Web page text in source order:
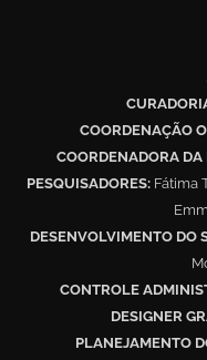
COORDENAÇÃO
COORDENADORA DA
PESQUISADORES: Fátima
DESENVOLVIMENTO DO
CONTROLE
DESIGNER
PLANEJAMENTO